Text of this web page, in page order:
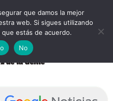
que damos la mejor
web. Si sigues utilizando
estás de acuerdo.
No